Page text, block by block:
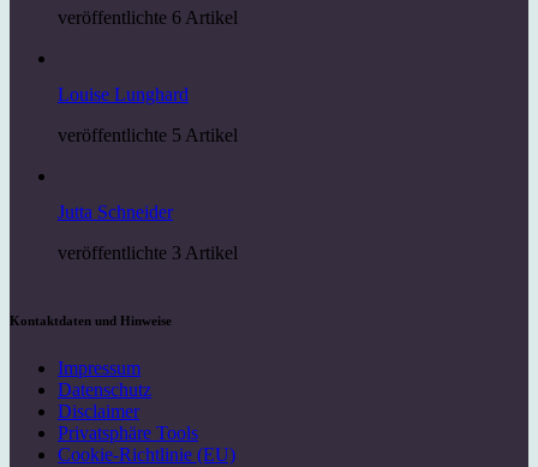
veröffentlichte 6 Artikel
Louise Lunghard
veröffentlichte 5 Artikel
Jutta Schneider
veröffentlichte 3 Artikel
Kontaktdaten und Hinweise
Impressum
Datenschutz
Disclaimer
Privatsphäre Tools
Cookie-Richtlinie (EU)